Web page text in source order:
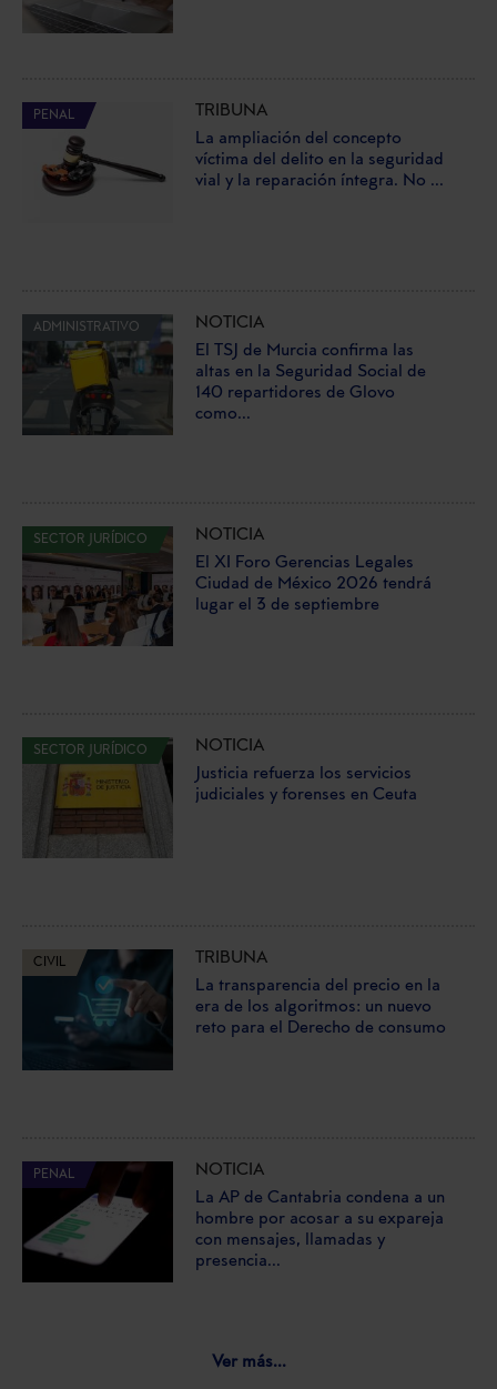
PENAL
TRIBUNA
La ampliación del concepto
víctima del delito en la seguridad
vial y la reparación íntegra. No ...
ADMINISTRATIVO
NOTICIA
El TSJ de Murcia confirma las
altas en la Seguridad Social de
140 repartidores de Glovo
como...
SECTOR JURÍDICO
NOTICIA
El XI Foro Gerencias Legales
Ciudad de México 2026 tendrá
lugar el 3 de septiembre
SECTOR JURÍDICO
NOTICIA
Justicia refuerza los servicios
judiciales y forenses en Ceuta
CIVIL
TRIBUNA
La transparencia del precio en la
era de los algoritmos: un nuevo
reto para el Derecho de consumo
PENAL
NOTICIA
La AP de Cantabria condena a un
hombre por acosar a su expareja
con mensajes, llamadas y
presencia...
Ver más...